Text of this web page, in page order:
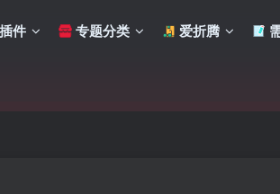
件 专题分类 爱折腾